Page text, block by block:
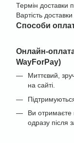
Термін доставки
Вартість
Cпособи
Онлайн-
WayForPay)
Миттєвий,
на сайті.
Ви отримаєте
одразу після